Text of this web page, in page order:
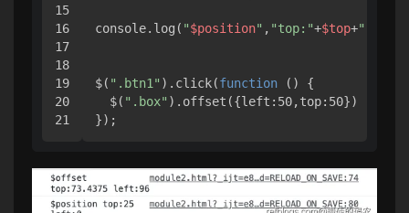
15
16
17
18
19
20
console.log( "$position" , "top:"+$top+"
$( ".btn1" ).click(function () {
  $(
".box" ).offset({left:50,top:50})
});